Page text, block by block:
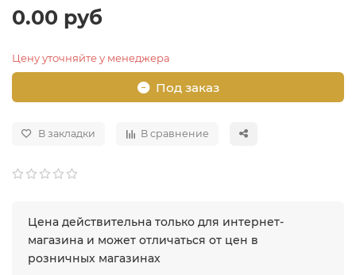
0.00 руб
Цену уточняйте у менеджера
Под заказ
В закладки В сравнение
Цена действительна только для интернет-
магазина и может отличаться от цен в
розничных магазинах